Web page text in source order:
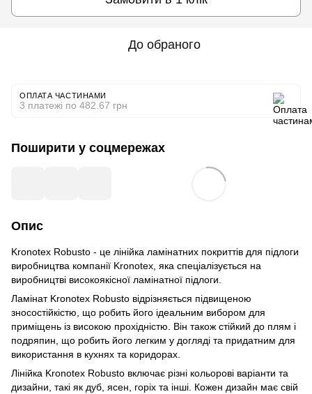
До обраного
ОПЛАТА ЧАСТИНАМИ
3 платежі по 482.67 грн
Поширити у соцмережах
Опис
Kronotex Robusto - це лінійка ламінатних покриттів для підлоги
виробництва компанії Kronotex, яка спеціалізується на
виробництві високоякісної ламінатної підлоги.
Ламінат Kronotex Robusto відрізняється підвищеною
зносостійкістю, що робить його ідеальним вибором для
приміщень із високою прохідністю. Він також стійкий до плям і
подряпин, що робить його легким у догляді та придатним для
використання в кухнях та коридорах.
Лінійка Kronotex Robusto включає різні кольорові варіанти та
дизайни, такі як дуб, ясен, горіх та інші. Кожен дизайн має свій